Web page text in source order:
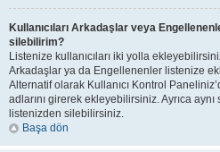
Kullanıcıları Arkadaşlar veya
silebilirim?
Listenize kullanıcıları iki yolla
Arkadaşlar ya da Engellenenler listenize
Alternatif olarak Kullanıcı Kontrol
adlarını girerek ekleyebilirsiniz. Ayrıca aynı
listenizden silebilirsiniz.
Başa dön